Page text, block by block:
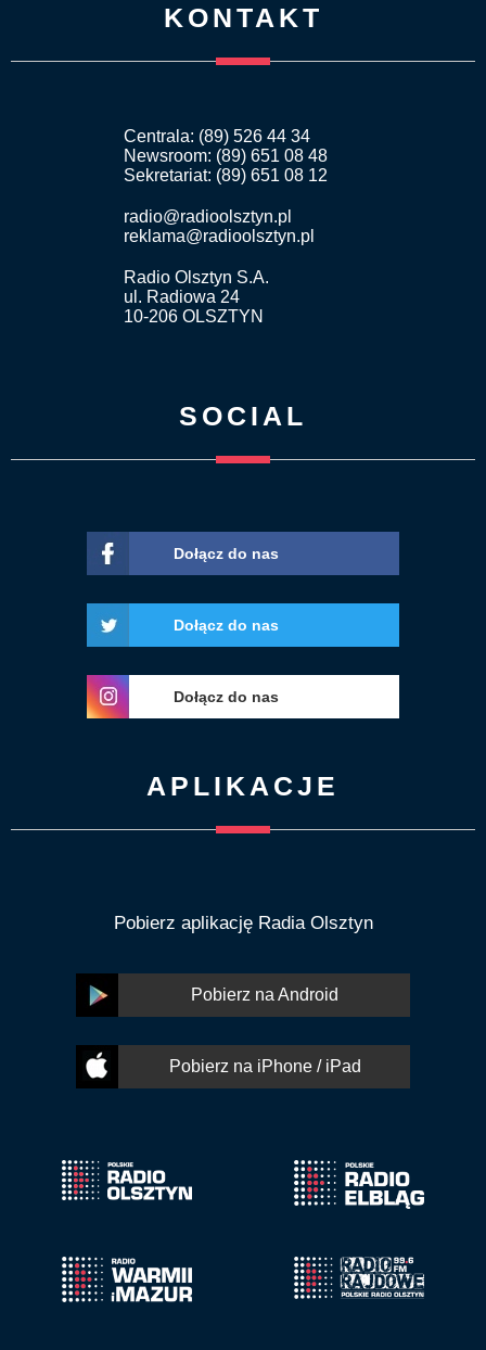
KONTAKT
Centrala: (89) 526 44 34
Newsroom: (89) 651 08 48
Sekretariat: (89) 651 08 12
radio@radioolsztyn.pl
reklama@radioolsztyn.pl
Radio Olsztyn S.A.
ul. Radiowa 24
10-206 OLSZTYN
SOCIAL
Dołącz do nas
Dołącz do nas
Dołącz do nas
APLIKACJE
Pobierz aplikację Radia Olsztyn
Pobierz na Android
Pobierz na iPhone / iPad